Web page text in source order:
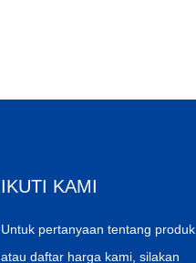
IKUTI KAMI
Untuk pertanyaan tentang produk
atau daftar harga kami, silakan